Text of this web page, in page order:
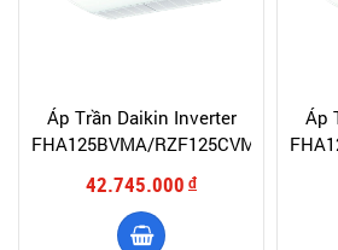
Áp Trần Daikin Inverter
FHA125BVMA/
42.745.000 đ
Áp